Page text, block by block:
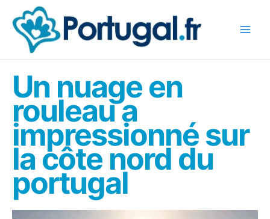
contenu
Un nuage en
rouleau a
impressionné sur
la côte nord du
portugal